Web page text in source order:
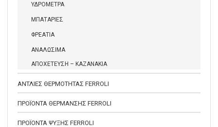
ΥΔΡΟΜΕΤΡΑ
ΜΠΑΤΑΡΙΕΣ
ΦΡΕΑΤΙΑ
ΑΝΑΛΩΣΙΜΑ
ΑΠΟΧΕΤΕΥΣΗ – ΚΑΖΑΝΑΚΙΑ
ΑΝΤΛΙΕΣ ΘΕΡΜΟΤΗΤΑΣ FERROLI
ΠΡΟΪΟΝΤΑ ΘΕΡΜΑΝΣΗΣ FERROLI
ΠΡΟΪΟΝΤΑ ΨΥΞΗΣ FERROLI